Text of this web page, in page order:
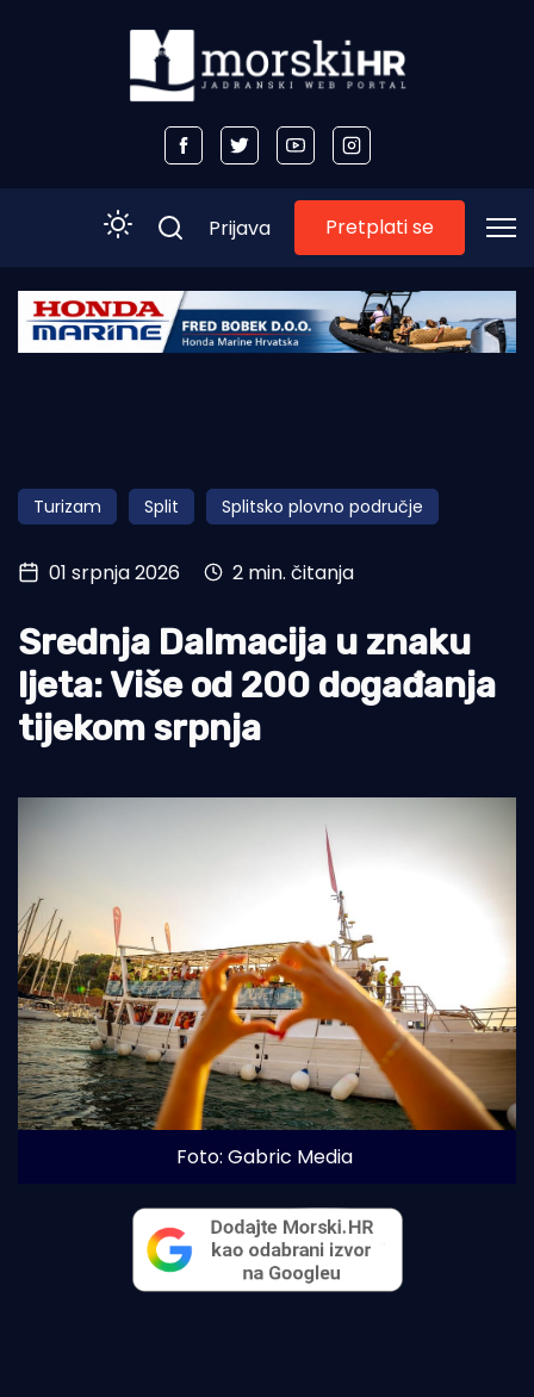
Početna
Obala
Otoci
Turizam i nautika
Pomorstvo
Ribolov
Ekologija
Prijava Pretplati se
Turizam Split Splitsko plovno područje
01 srpnja 2026 2 min. čitanja
Srednja Dalmacija u znaku
ljeta: Više od 200 događanja
tijekom srpnja
Foto: Gabric Media